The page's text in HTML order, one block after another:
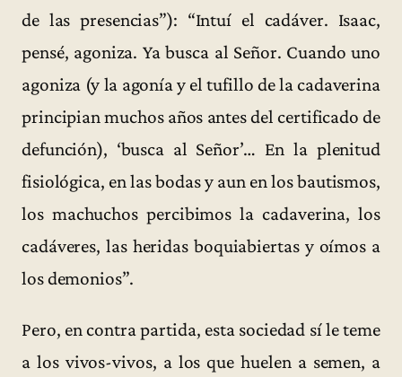
de las presencias”): “Intuí el cadáver. Isaac,
pensé, agoniza. Ya busca al Señor. Cuando uno
agoniza (y la agonía y el tufillo de la cadaverina
principian muchos años antes del certificado de
defunción), ‘busca al Señor’… En la plenitud
fisiológica, en las bodas y aun en los bautismos,
los machuchos percibimos la cadaverina, los
cadáveres, las heridas boquiabiertas y oímos a
los demonios”.
Pero, en contra partida, esta sociedad sí le teme
a los vivos-vivos, a los que huelen a semen, a